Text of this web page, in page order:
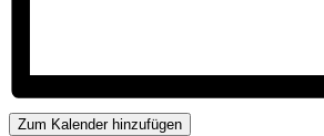
Zum Kalender hinzufügen